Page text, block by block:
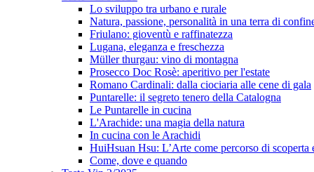
Lo sviluppo tra urbano e rurale
Natura, passione, personalità in una terra di
Friulano: gioventù e raffinatezza
Lugana, eleganza e freschezza
Müller thurgau: vino di montagna
Prosecco Doc Rosè: aperitivo per l'estate
Romano Cardinali: dalla ciociaria alle cene di gala
Puntarelle: il segreto tenero della Catalogna
Le Puntarelle in cucina
L'Arachide: una magia della natura
In cucina con le Arachidi
HuiHsuan Hsu: L’Arte come percorso di scoperta
Come, dove e quando